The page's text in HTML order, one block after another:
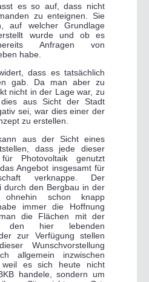
es so auf, dass nicht
zu enteignen. Sie
auf welcher Grundlage
wurde und ob es
Anfragen von
habe.
dass es tatsächlich
gab. Da man aber zu
nicht in der Lage war, zu
aus Sicht der Stadt
sei, war dies einer der
zu erstellen.
aus der Sicht eines
dass jede dieser
Photovoltaik genutzt
Angebot insgesamt für
verknappe. Der
durch den Bergbau in der
ohnehin schon knapp
immer die Hoffnung
die Flächen mit der
den hier lebenden
zur Verfügung stellen
Wunschvorstellung
allgemein inzwischen
weil es sich heute nicht
handele, sondern um